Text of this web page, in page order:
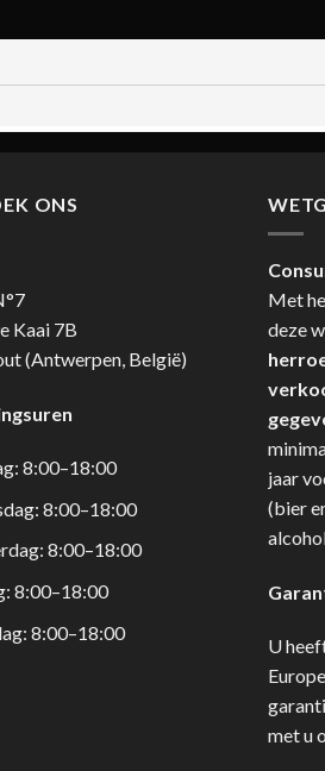
ONS
Kaai 7B
(Antwerpen, België)
8:00–18:00
8:00–18:00
8:00–18:00
8:00–18:00
8:00–18:00
Met
deze
jaar
(bier
U
met u